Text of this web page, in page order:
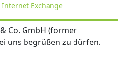
Internet Exchange
Co. GmbH (former
uns begrüßen zu dürfen.